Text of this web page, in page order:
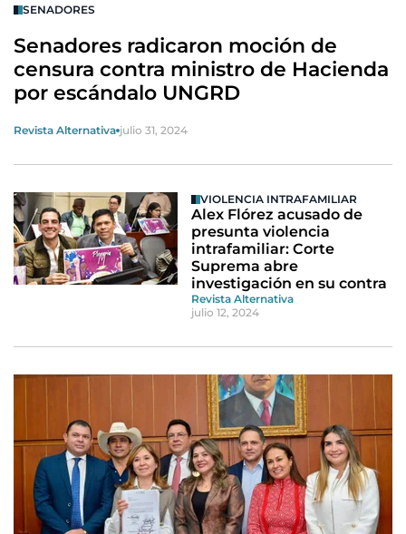
SENADORES
Senadores radicaron moción de
censura contra ministro de Hacienda
por escándalo UNGRD
Revista Alternativa julio 31, 2024
VIOLENCIA INTRAFAMILIAR
Alex Flórez acusado de
presunta violencia
intrafamiliar: Corte
Suprema abre
investigación en su contra
Revista Alternativa
julio 12, 2024